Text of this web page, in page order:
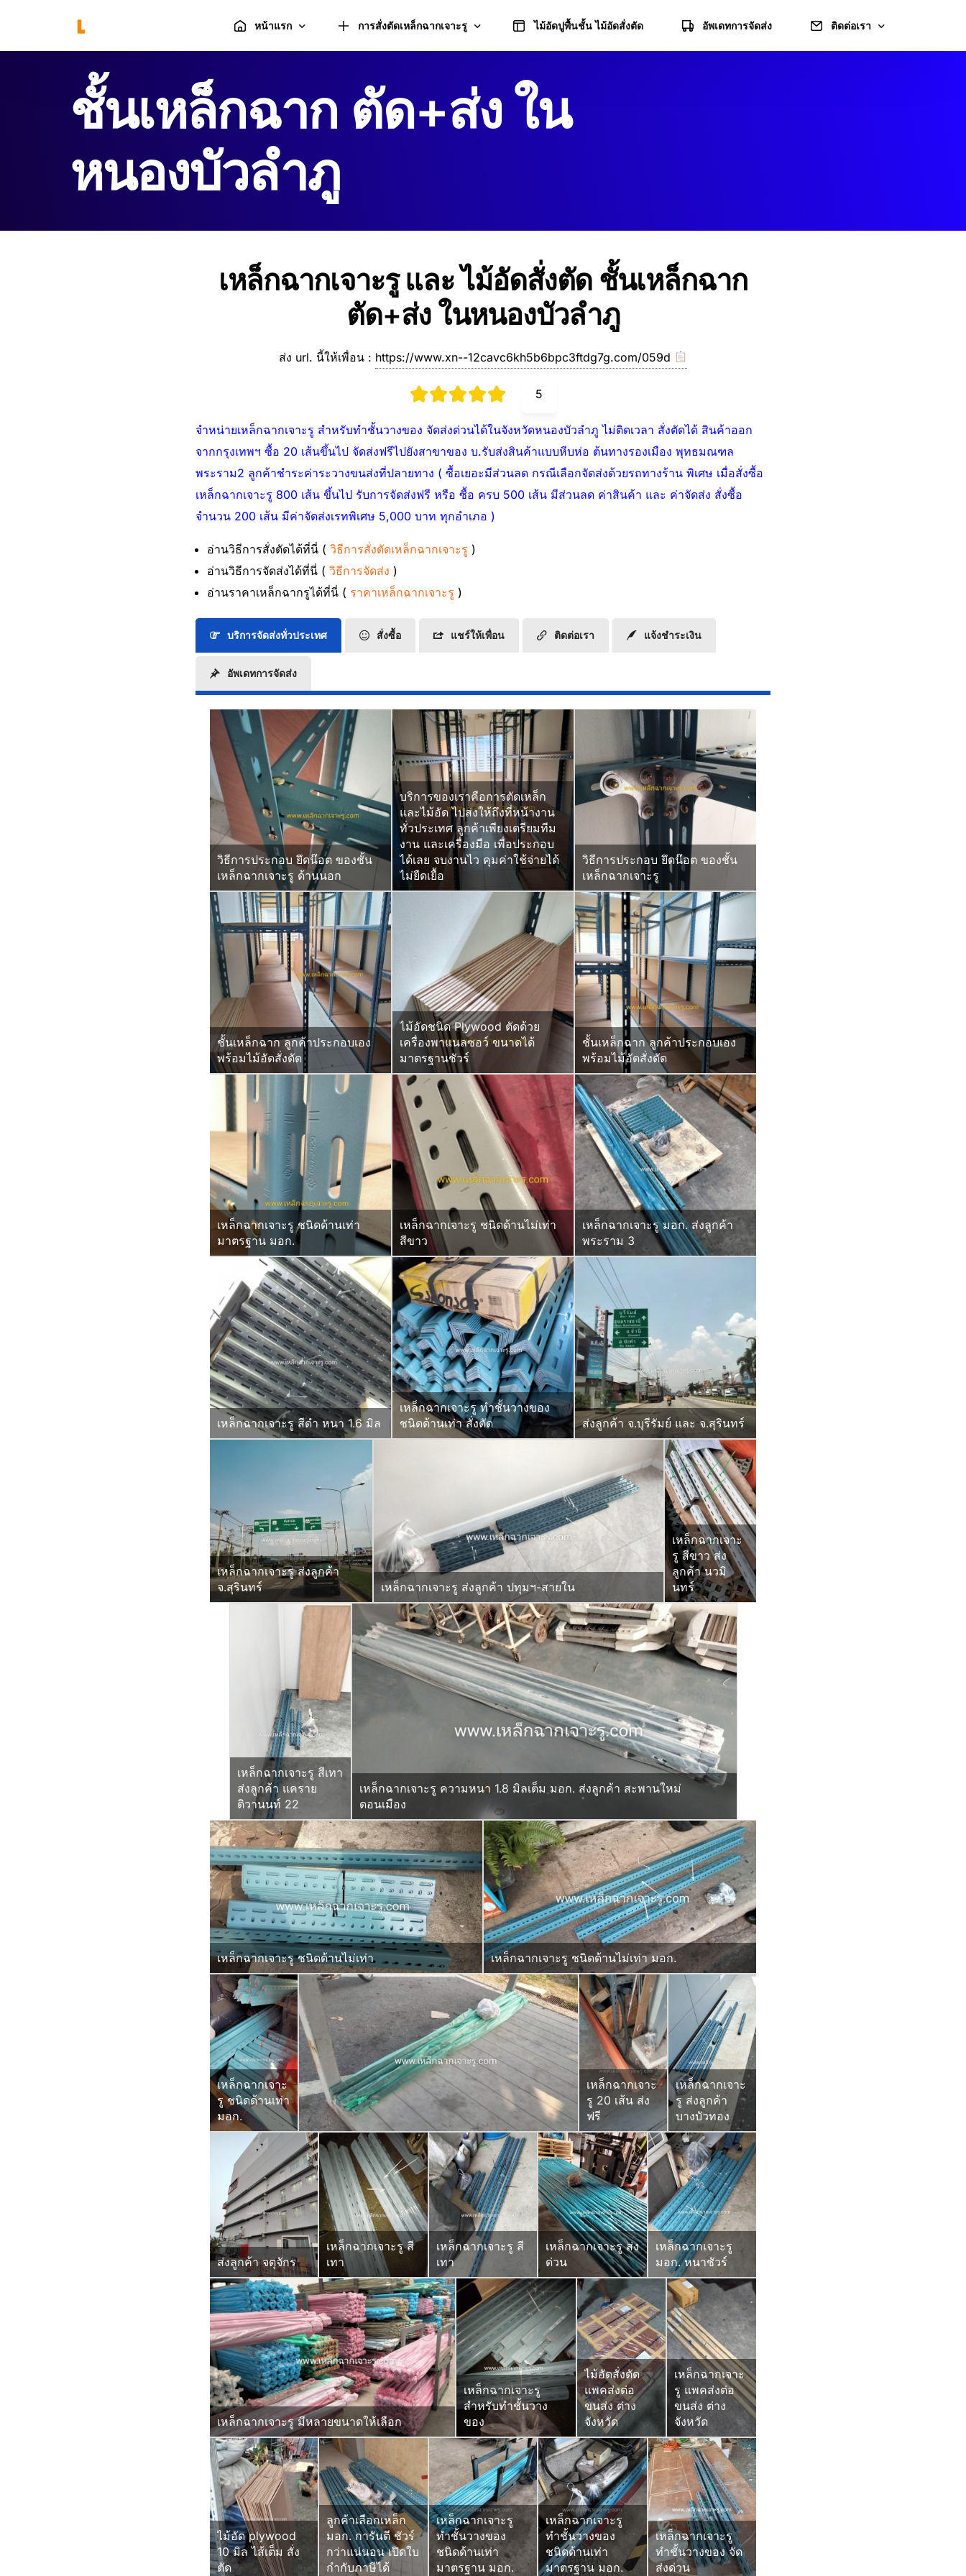
หน้าแรก
ตะกร้าสินค้า
แกลลอรี่
การสั่งตัดเหล็กฉากเจาะรู
คำนวณการตัดเหล็กฉากเจาะรู
ไม้อัดปูพื้นชั้น ไม้อัดสั่งตัด อัพเดทการจัดส่ง ติดต่อเรา
ชั้นเหล็กฉาก ตัด+ส่ง ใน
หนองบัวลำภู
เหล็กฉากเจาะรู และ ไม้อัดสั่งตัด ชั้นเหล็กฉาก
ตัด+ส่ง ในหนองบัวลำภู
ส่ง url. นี้ให้เพื่อน : https://www.xn--12cavc6kh5b6bpc3ftdg7g.com/059d
5
จำหน่ายเหล็กฉากเจาะรู สำหรับทำชั้นวางของ จัดส่งด่วนได้ในจังหวัดหนองบัวลำภู ไม่ติดเวลา สั่งตัดได้ สินค้าออก
จากกรุงเทพฯ ซื้อ 20 เส้นขึ้นไป จัดส่งฟรีไปยังสาขาของ บ.รับส่งสินค้าแบบหีบห่อ ต้นทางรองเมือง พุทธมณฑล
พระราม2 ลูกค้าชำระค่าระวางขนส่งที่ปลายทาง ( ซื้อเยอะมีส่วนลด กรณีเลือกจัดส่งด้วยรถทางร้าน พิเศษ เมื่อสั่งซื้อ
เหล็กฉากเจาะรู 800 เส้น ขึ้นไป รับการจัดส่งฟรี หรือ ซื้อ ครบ 500 เส้น มีส่วนลด ค่าสินค้า และ ค่าจัดส่ง สั่งซื้อ
จำนวน 200 เส้น มีค่าจัดส่งเรทพิเศษ 5,000 บาท ทุกอำเภอ )
อ่านวิธีการสั่งตัดได้ที่นี่ ( วิธีการสั่งตัดเหล็กฉากเจาะรู )
อ่านวิธีการจัดส่งได้ที่นี่ ( วิธีการจัดส่ง )
อ่านราคาเหล็กฉากรูได้ที่นี่ ( ราคาเหล็กฉากเจาะรู )
บริการจัดส่งทั่วประเทศ สั่งซื้อ แชร์ให้เพื่อน ติดต่อเรา แจ้งชำระเงิน
อัพเดทการจัดส่ง
วิธีการประกอบ ยึดน๊อต ของชั้น
เหล็กฉากเจาะรู ด้านนอก
บริการของเราคือการตัดเหล็ก
และไม้อัด ไปส่งให้ถึงที่หน้างาน
ทั่วประเทศ ลูกค้าเพียงเตรียมทีม
งาน และเครื่องมือ เพื่อประกอบ
ได้เลย จบงานไว คุมค่าใช้จ่ายได้
ไม่ยืดเยื้อ
วิธีการประกอบ ยึดน๊อต ของชั้น
เหล็กฉากเจาะรู
ชั้นเหล็กฉาก ลูกค้าประกอบเอง
พร้อมไม้อัดสั่งตัด
ไม้อัดชนิด Plywood ตัดด้วย
เครื่องพาแนลซอว์ ขนาดได้
มาตรฐานชัวร์
ชั้นเหล็กฉาก ลูกค้าประกอบเอง
พร้อมไม้อัดสั่งตัด
เหล็กฉากเจาะรู ชนิดด้านเท่า
มาตรฐาน มอก.
เหล็กฉากเจาะรู ชนิดด้านไม่เท่า
สีขาว
เหล็กฉากเจาะรู มอก. ส่งลูกค้า
พระราม 3
เหล็กฉากเจาะรู สีดำ หนา 1.6 มิล
เหล็กฉากเจาะรู ทำชั้นวางของ
ชนิดด้านเท่า สั่งตัด
ส่งลูกค้า จ.บุรีรัมย์ และ จ.สุรินทร์
เหล็กฉากเจาะรู ส่งลูกค้า
จ.สุรินทร์
เหล็กฉากเจาะรู ส่งลูกค้า ปทุมฯ-สายใน
เหล็กฉากเจาะ
รู สีขาว ส่ง
ลูกค้า นวมิ
นทร์
เหล็กฉากเจาะรู สีเทา
ส่งลูกค้า แคราย
ติวานนท์ 22
เหล็กฉากเจาะรู ความหนา 1.8 มิลเต็ม มอก. ส่งลูกค้า สะพานใหม่
ดอนเมือง
เหล็กฉากเจาะรู ชนิดด้านไม่เท่า เหล็กฉากเจาะรู ชนิดด้านไม่เท่า มอก.
เหล็กฉากเจาะ
รู ชนิดด้านเท่า
มอก.
เหล็กฉากเจาะ
รู 20 เส้น ส่ง
ฟรี
เหล็กฉากเจาะ
รู ส่งลูกค้า
บางบัวทอง
ส่งลูกค้า จตุจักร
เหล็กฉากเจาะรู สี
เทา
เหล็กฉากเจาะรู สี
เทา
เหล็กฉากเจาะรู ส่ง
ด่วน
เหล็กฉากเจาะรู
มอก. หนาชัวร์
เหล็กฉากเจาะรู มีหลายขนาดให้เลือก
เหล็กฉากเจาะรู
สำหรับทำชั้นวาง
ของ
ไม้อัดสั่งตัด
แพคส่งต่อ
ขนส่ง ต่าง
จังหวัด
เหล็กฉากเจาะ
รู แพคส่งต่อ
ขนส่ง ต่าง
จังหวัด
ไม้อัด plywood
10 มิล ไส้เต็ม สั่ง
ตัด
ลูกค้าเลือกเหล็ก
มอก. การันตี ชัวร์
กว่าแน่นอน เปิดใบ
กำกับภาษีได้
เหล็กฉากเจาะรู
ทำชั้นวางของ
ชนิดด้านเท่า
มาตรฐาน มอก.
เหล็กฉากเจาะรู
ทำชั้นวางของ
ชนิดด้านเท่า
มาตรฐาน มอก.
เหล็กฉากเจาะรู
ทำชั้นวางของ จัด
ส่งด่วน